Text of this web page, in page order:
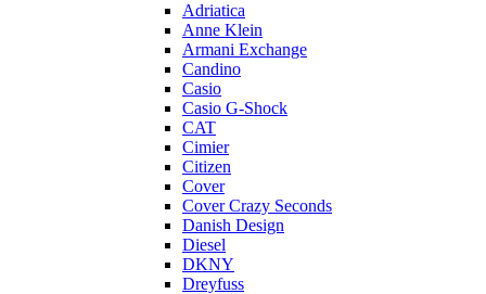
Adriatica
Anne Klein
Armani Exchange
Candino
Casio
Casio G-Shock
CAT
Cimier
Citizen
Cover
Cover Crazy Seconds
Danish Design
Diesel
DKNY
Dreyfuss